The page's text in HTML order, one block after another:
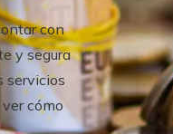
con
y segura
servicios
cómo